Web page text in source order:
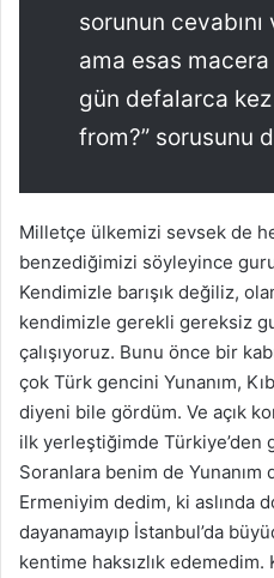
sorunun
ama esas macera
gün defalarca kez
from?” sorusunu
Milletçe ülkemizi sevsek de
benzediğimizi söyleyince
Kendimizle barışık değiliz,
kendimizle gerekli gereksiz
çalışıyoruz. Bunu önce bir
çok Türk gencini Yunanım,
diyeni bile gördüm. Ve açık
ilk yerleştiğimde Türkiye’den
Soranlara benim de
Ermeniyim dedim, ki aslında
dayanamayıp İstanbul’da
kentime haksızlık